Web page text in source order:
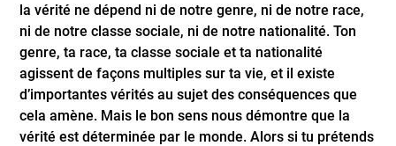
la vérité ne dépend ni de notre genre, ni de notre race,
ni de notre classe sociale, ni de notre nationalité. Ton
genre, ta race, ta classe sociale et ta nationalité
agissent de façons multiples sur ta vie, et il existe
d’importantes vérités au sujet des conséquences que
cela amène. Mais le bon sens nous démontre que la
vérité est déterminée par le monde. Alors si tu prétends